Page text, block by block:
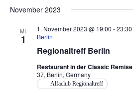
November 2023
MI.
1
Regionaltreff Berlin
1. November 2023 @ 19:00 -23:30
Berlin
Restaurant in der Classic Remise
37, Berlin, Germany
Alfaclub Regionaltreff